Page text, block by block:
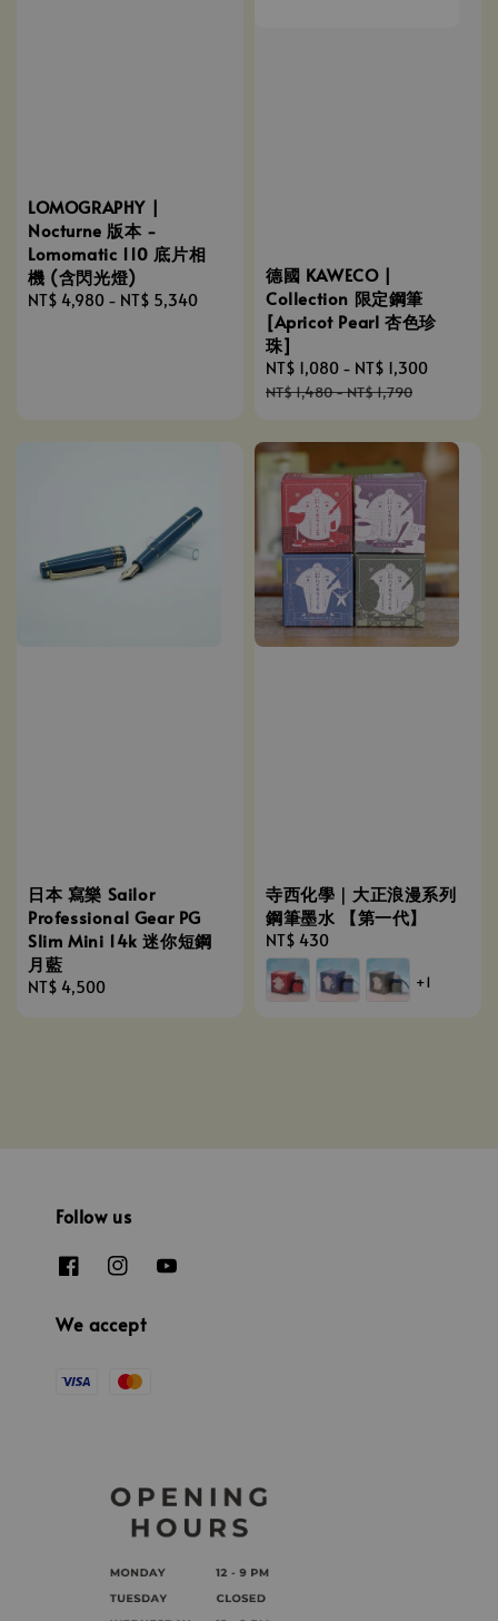
LOMOGRAPHY |
Nocturne 版本 -
Lomomatic 110 底片相
機 (含閃光燈)
Regular
NT$ 4,980 - NT$ 5,340
德國 KAWECO |
Collection 限定鋼筆
[Apricot Pearl 杏色珍
珠]
Sale
price
NT$ 1,080 - NT$ 1,300
NT$ 1,480-NT$ 1,790
日本 寫樂 Sailor
Professional Gear PG
Slim Mini 14k 迷你短鋼
月藍
Regular
NT$ 4,500
寺西化學｜大正浪漫系列
鋼筆墨水 【第一代】
Regular
price
NT$ 430
+1
Follow us
We accept